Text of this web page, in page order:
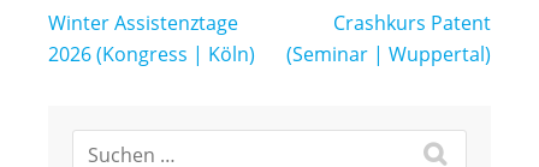
Beitragsnavigation
Winter Assistenztage
2026 (Kongress | Köln)
Crashkurs Patent
(Seminar | Wuppertal)